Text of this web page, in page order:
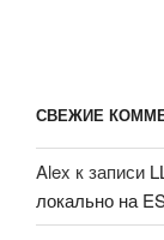
СВЕЖИЕ
Alex к записи
локально на